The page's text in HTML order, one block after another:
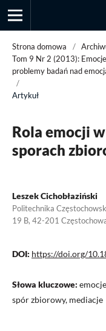
Strona domowa /
Tom 9 Nr 2 (2013):
problemy badań nad
/
Artykuł
Rola emocji
sporach
Leszek Cichobłaziński
Politechnika
19 B, 42-201
DOI: https://doi.org/
Słowa kluczowe:
spór zbiorowy, mediacje